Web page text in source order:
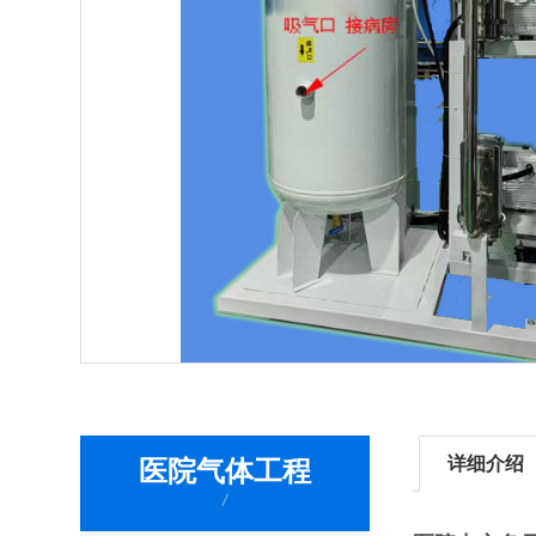
医院气体工程
/
详细介绍